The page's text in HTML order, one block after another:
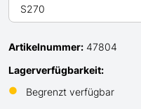
Artikelnummer: 47804
Lagerverfügbarkeit:
●
Begrenzt verfügbar